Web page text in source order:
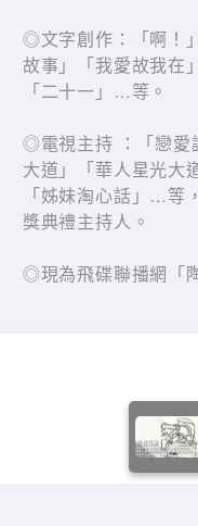
◎文字創作：「啊！
故事」「我愛故我在
「二十一」…等。
◎電視主持 ：「戀愛
大道」「華人星光大
「姊妹淘心話」…等
獎典禮主持人。
◎現為飛碟聯播網「